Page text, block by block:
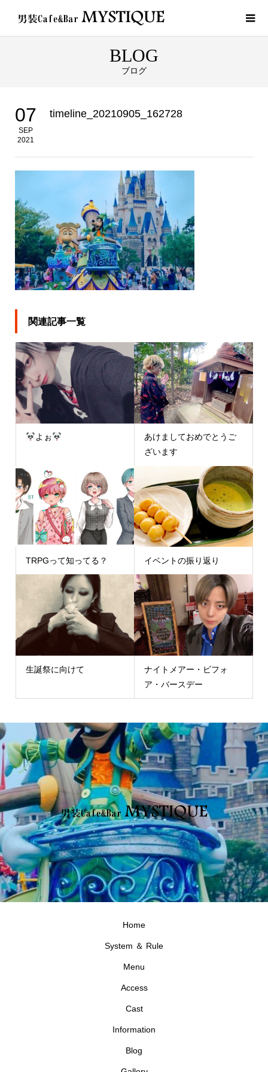
BLOG
ブログ
07
SEP
2021
timeline_20210905_162728
関連記事一覧
よぉ
あけましておめでとうご
ざいます
TRPGって知ってる？ イベントの振り返り
生誕祭に向けて
ナイトメアー・ビフォ
ア・バースデー
Home
System ＆ Rule
Menu
Access
Cast
Information
Blog